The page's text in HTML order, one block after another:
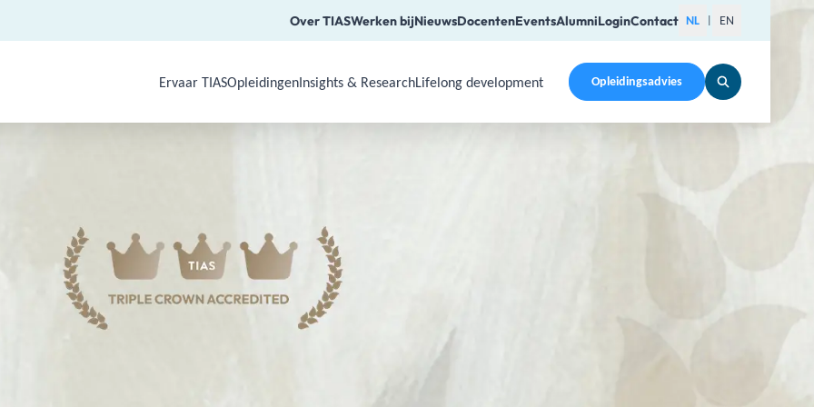
Over TIASWerken bijNieuwsDocentenEventsAlumniLoginContact NL EN
Use Arrow Down, Enter or Space to open a submenu. Use Arrow Up, Home, End to navigate items
Ervaar TIASOpleidingenInsights & ResearchLifelong development Opleidingsadvies